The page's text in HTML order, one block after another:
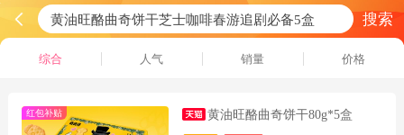
搜索
综合 人气 销量 价格
红包补贴 黄油旺酪曲奇饼干80g*5盒